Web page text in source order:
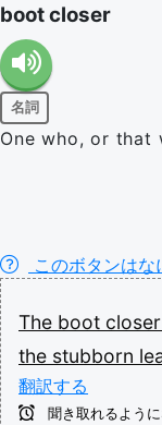
boot closer
名詞
One who, or that
このボタンはな
The boot closer
the stubborn
翻訳する
聞き取れるよう